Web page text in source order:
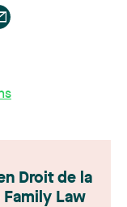
Droit de la
Family Law